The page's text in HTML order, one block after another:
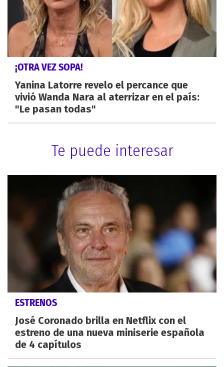
¡OTRA VEZ SOPA!
Yanina Latorre revelo el percance que
vivió Wanda Nara al aterrizar en el país:
"Le pasan todas"
Te puede interesar
ESTRENOS
José Coronado brilla en Netflix con el
estreno de una nueva miniserie española
de 4 capítulos